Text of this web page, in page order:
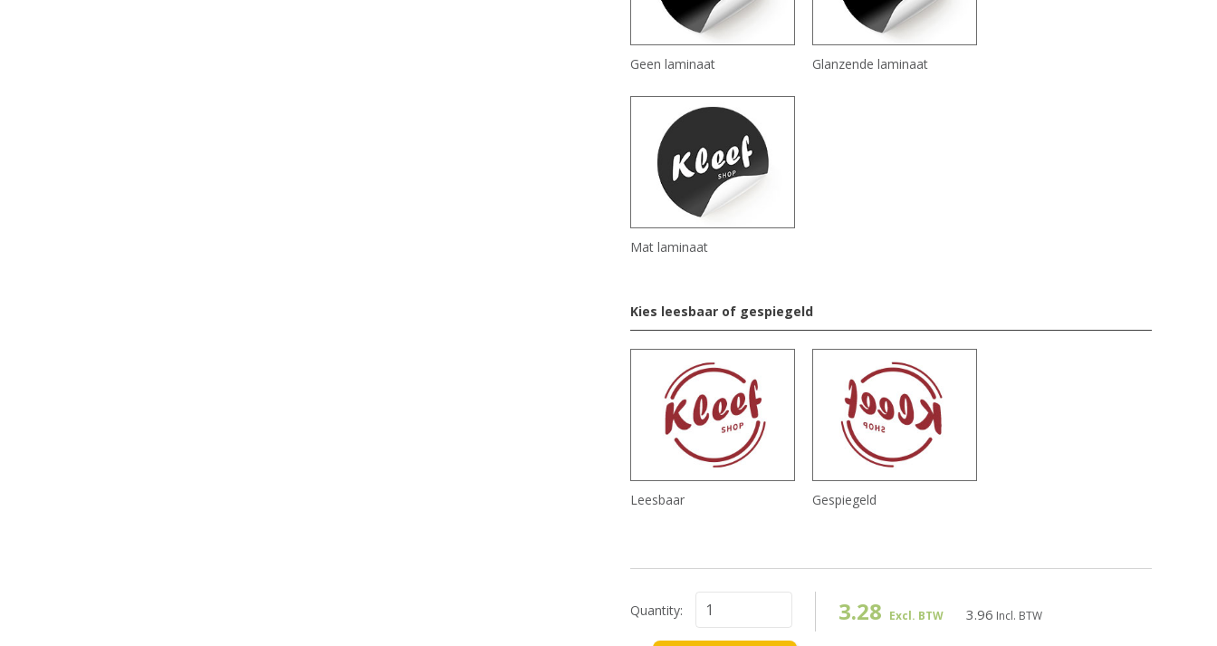
Geen laminaat Glanzende laminaat
Mat laminaat
Kies leesbaar of gespiegeld
Leesbaar Gespiegeld
Quantity: 3.28 Excl. BTW 3.96 Incl. BTW